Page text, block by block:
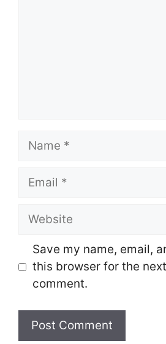
Name
Email
Website
Save my name, email,
this browser for the
comment.